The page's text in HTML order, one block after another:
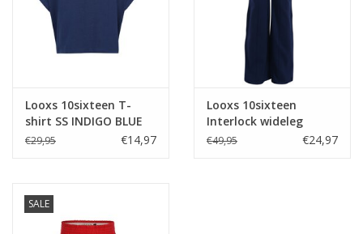
Looxs 10sixteen T-
shirt SS INDIGO BLUE
s26
€29,95 €14,97
Looxs 10sixteen
Interlock wideleg
Pants INDIGO BLUE s26
€49,95 €24,97
SALE